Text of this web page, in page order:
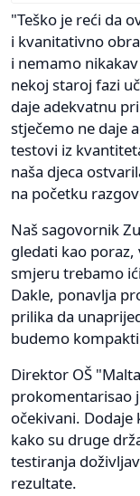
"Teško je reći da
i kvanitativno
i nemamo
nekoj staroj fazi
daje adekvatnu
stječemo ne daje
testovi iz
naša djeca
na početku
Naš sagovornik
gledati kao
smjeru trebamo
Dakle, ponavlja
prilika da
budemo
Direktor OŠ
prokomentarisao
očekivani.
kako su druge
testiranja
rezultate.